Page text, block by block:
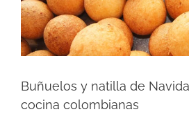
Buñuelos y natilla de
cocina colombianas